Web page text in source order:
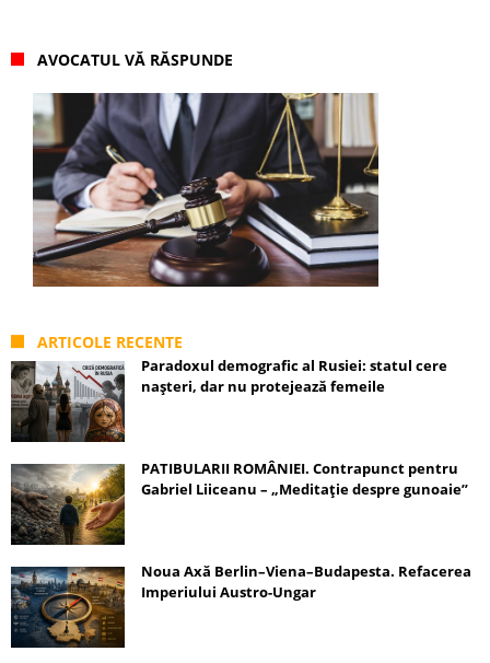
AVOCATUL VĂ RĂSPUNDE
ARTICOLE RECENTE
Paradoxul demografic al Rusiei: statul cere
nașteri, dar nu protejează femeile
PATIBULARII ROMÂNIEI. Contrapunct pentru
Gabriel Liiceanu – „Meditație despre gunoaie”
Noua Axă Berlin–Viena–Budapesta. Refacerea
Imperiului Austro-Ungar